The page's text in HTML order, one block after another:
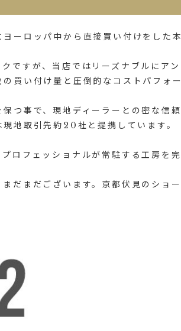
ーロッパ中から直接買い付けをした
ですが、当店ではリーズナブルにア
買い付け量と圧倒的なコストパフォ
つ事で、現地ディーラーとの密な信
地取引先約20社と提携しています。
ロフェッショナルが常駐する工房を
だまだございます。京都伏見のショ